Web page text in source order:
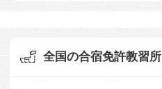
全国の合宿免許教習所